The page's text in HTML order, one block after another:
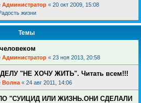
Администратор « 20 окт 2009, 15:08
жизни
Темы
Администратор « 23 ноя 2013, 20:58
"НЕ ХОЧУ ЖИТЬ". Читать всем!!!
Волна « 24 авг 2011, 14:06
"СУИЦИД ИЛИ ЖИЗНЬ.ОНИ СДЕЛАЛИ